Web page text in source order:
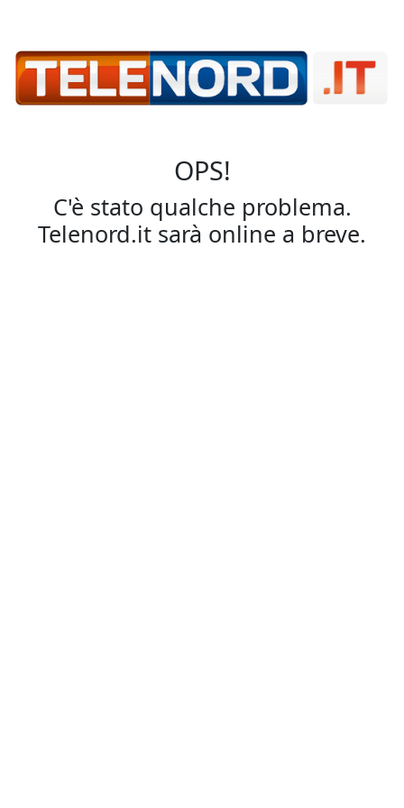
OPS!
C'è stato qualche problema.
Telenord.it sarà online a breve.